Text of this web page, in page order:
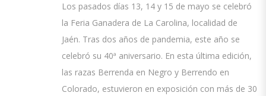
Los pasados días 13, 14 y 15 de mayo se celebró
la Feria Ganadera de La Carolina, localidad de
Jaén. Tras dos años de pandemia, este año se
celebró su 40ª aniversario. En esta última edición,
las razas Berrenda en Negro y Berrendo en
Colorado, estuvieron en exposición con más de 30